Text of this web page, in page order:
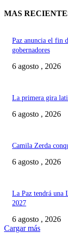
MAS
Paz anuncia el fin
gobernadores
6 agosto , 2026
La primera gira
6 agosto , 2026
Camila Zerda
6 agosto , 2026
La Paz tendrá una
2027
6 agosto , 2026
Cargar más